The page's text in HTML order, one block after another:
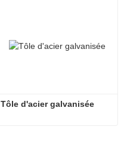
Tôle d'acier galvanisée